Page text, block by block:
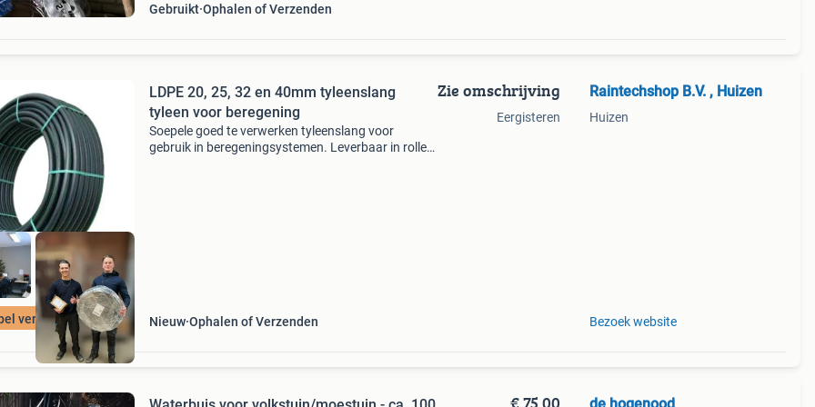
Gebruikt Ophalen of Verzenden
verwerkbaar
LDPE 20, 25, 32 en 40mm tyleenslang
tyleen voor beregening
Soepele goed te verwerken tyleenslang voor
gebruik in beregeningsystemen. Leverbaar in rollen
Nieuw Ophalen of Verzenden
Zie omschrijving
Eergisteren
Raintechshop B.V. , Huizen
Huizen
Bezoek website